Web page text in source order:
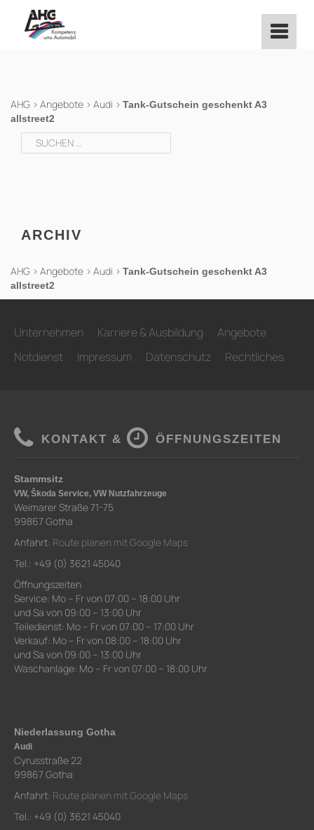
springen
AHG > Angebote > Audi > Tank-Gutschein geschenkt A3
allstreet2
Suchen
nach:
ARCHIV
AHG > Angebote > Audi > Tank-Gutschein geschenkt A3
allstreet2
Unternehmen Karriere & Ausbildung
Angebote
Notdienst
Impressum Datenschutz Rechtliches
KONTAKT & ÖFFNUNGSZEITEN
Stammsitz
VW, Škoda Service, VW Nutzfahrzeuge
Weimarer Straße 71-75
99867 Gotha
Anfahrt: Route planen mit Google Maps
Tel.: +49 (0) 3621 45040
Öffnungszeiten
Service: Mo – Fr von 07:00 – 18:00 Uhr
und Sa von 09:00 – 13:00 Uhr
Teiledienst: Mo – Fr von 07:00 – 17:00 Uhr
Verkauf: Mo – Fr von 08:00 – 18:00 Uhr
und Sa von 09:00 – 13:00 Uhr
Waschanlage: Mo – Fr von 07:00 – 18:00 Uhr
Niederlassung Gotha
Audi
Cyrusstraße 22
99867 Gotha
Anfahrt: Route planen mit Google Maps
Tel.: +49 (0) 3621 45040